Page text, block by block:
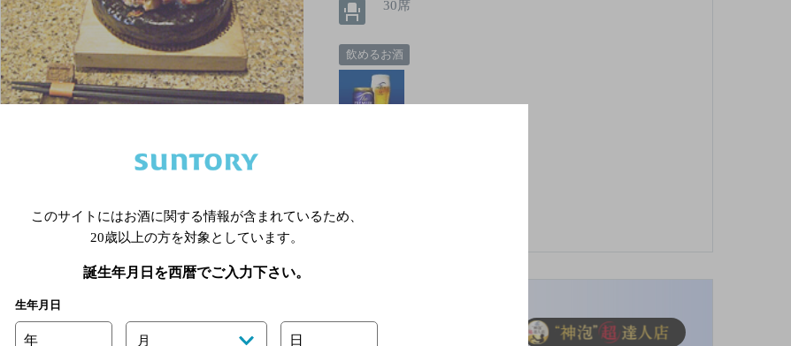
30席
飲めるお酒
詳細を見る
旬菜美酒恵 [居酒屋]
このサイトにはお酒に関する情報が含まれているため、
20歳以上の方を対象としています。
誕生年月日を西暦でご入力下さい。
生年月日
年 月 日